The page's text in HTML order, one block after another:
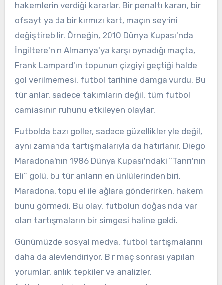
hakemlerin verdiği kararlar. Bir penaltı kararı, bir
ofsayt ya da bir kırmızı kart, maçın seyrini
değiştirebilir. Örneğin, 2010 Dünya Kupası'nda
İngiltere'nin Almanya'ya karşı oynadığı maçta,
Frank Lampard'ın topunun çizgiyi geçtiği halde
gol verilmemesi, futbol tarihine damga vurdu. Bu
tür anlar, sadece takımların değil, tüm futbol
camiasının ruhunu etkileyen olaylar.
Futbolda bazı goller, sadece güzellikleriyle değil,
aynı zamanda tartışmalarıyla da hatırlanır. Diego
Maradona'nın 1986 Dünya Kupası'ndaki “Tanrı'nın
Eli” golü, bu tür anların en ünlülerinden biri.
Maradona, topu el ile ağlara gönderirken, hakem
bunu görmedi. Bu olay, futbolun doğasında var
olan tartışmaların bir simgesi haline geldi.
Günümüzde sosyal medya, futbol tartışmalarını
daha da alevlendiriyor. Bir maç sonrası yapılan
yorumlar, anlık tepkiler ve analizler,